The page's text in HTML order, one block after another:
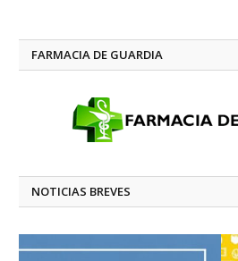
FARMACIA DE GUARDIA
NOTICIAS BREVES